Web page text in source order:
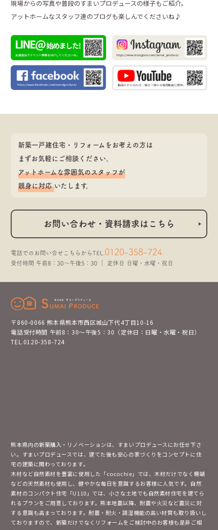
現場からの写真や普段のすまいプロデュースの様子もご紹介。
アットホームなスタッフ達のブログも楽しんでくださいね♪
新築一戸建住宅・リフォームをお考えの方は
まずお気軽にご相談ください。
アットホームな雰囲気のスタッフが
親身に対応いたします。
お問い合わせ・資料請求はこちら
電話でのお問い合せこちらからTEL. 0120-358-724
受付時間 午前8：30～午後5：30 ｜ 定休日 日曜・水曜・祝日
〒860-0066 熊本県熊本市西区城山下代4丁目10-16
電話受付時間 午前8：30～午後5：30（定休日：日曜・水曜・祝日）
TEL.0120-358-724
熊本県内の新築購入・リノベーションは、すまいプロデュースにお任せ下さ
い。すまいプロデュースでは、建てた後も安心の家づくりをコンセプトに住
宅の建築に関わっております。
木材など自然素材を豊富に使用した「cocochie」では、木材だけでなく珊瑚
などの天然素材も使用し、健やかな毎日を意識するお客様に人気です。自然
素材のコンパクト住宅「U110」では、小さな土地でも自然素材住宅を建てら
れるプランをご用意しております。熊本地震以降、耐震や火災など震災に対
する意識も高まっております。耐震・耐火・調湿機能の高い材質も取り扱いし
ておりますので、新築だけでなくリフォームをご検討中のお客様も是非ご相